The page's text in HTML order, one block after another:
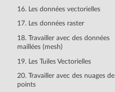
16. Les données vectorielles
17. Les données raster
18. Travailler avec des données
maillées (mesh)
19. Les Tuiles Vectorielles
20. Travailler avec des nuages de
points